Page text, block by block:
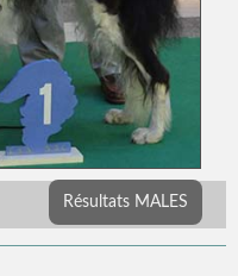
Résultats MALES